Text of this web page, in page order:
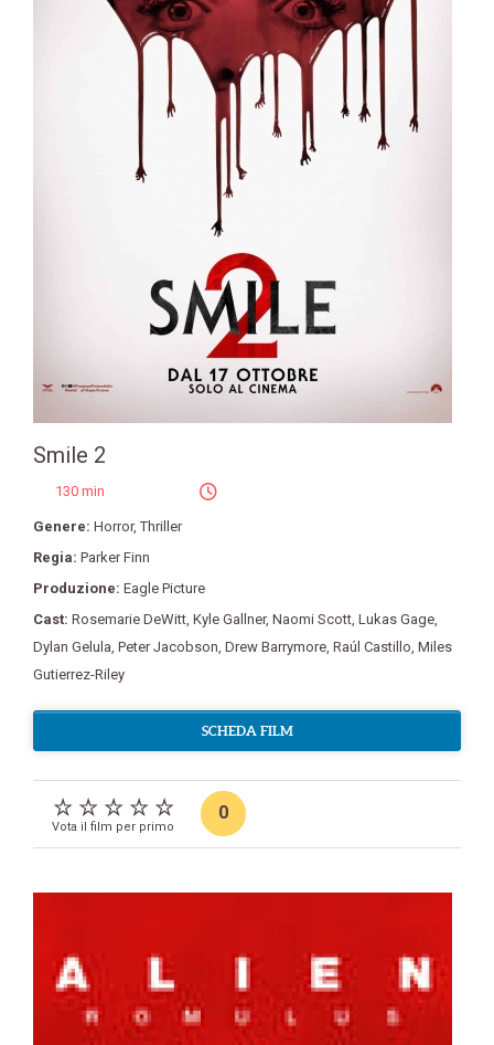
Smile 2
130 min
Genere: Horror,Thriller
Regia: Parker Finn
Produzione: Eagle Picture
Cast: Rosemarie DeWitt Kyle Gallner, Naomi Scott Lukas Gage
Dylan Gelula Peter Jacobson Drew Barrymore Raúl Castillo Miles
Gutierrez-Riley
SCHEDA FILM
Vota il film per primo
0